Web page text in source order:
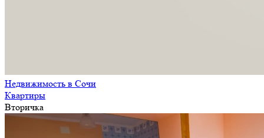
Недвижимость в Сочи
Квартиры
Вторичка